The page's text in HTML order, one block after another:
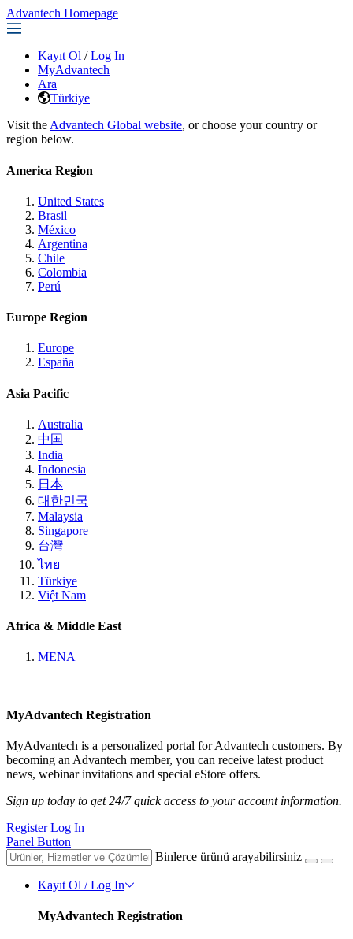
Advantech Homepage
Kayıt Ol / Log In
MyAdvantech
Ara
Türkiye
Visit the Advantech Global website, or choose your country or
region below.
America Region
United States
Brasil
México
Argentina
Chile
Colombia
Perú
Europe Region
Europe
España
Asia Pacific
Australia
中国
India
Indonesia
日本
대한민국
Malaysia
Singapore
台灣
ไทย
Türkiye
Việt Nam
Africa & Middle East
MENA
MyAdvantech Registration
MyAdvantech is a personalized portal for Advantech customers. By
becoming an Advantech member, you can receive latest product
news, webinar invitations and special eStore offers.
Sign up today to get 24/7 quick access to your account information.
Register Log In
Panel Button
Binlerce ürünü arayabilirsiniz
Kayıt Ol / Log In
MyAdvantech Registration